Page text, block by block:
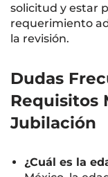
solicitud y estar
requerimiento
la revisión.
Dudas
Requisitos
Jubilación
¿Cuál es la